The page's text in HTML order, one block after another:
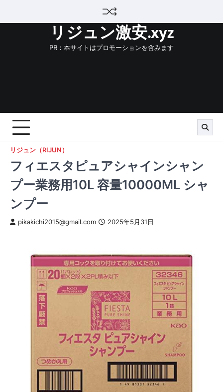
リジュン激安.xyz
PR：本サイトはプロモーションを含みます
リジュン（RIJUN）
フィエスタピュアシャインシャン
プー業務用10L 容量10000ML シャ
ンプー
pikakichi2015@gmail.com 2025年5月31日